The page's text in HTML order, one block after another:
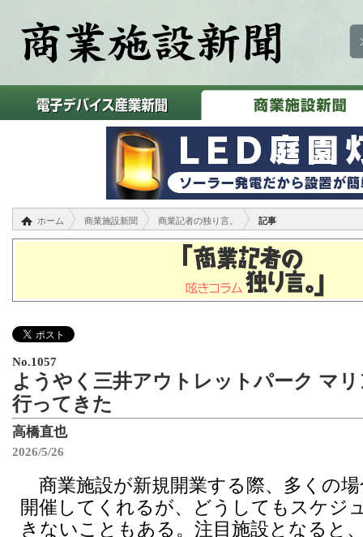
ホーム 商業施設新聞 商業記者の独り言。 記事
No.1057
ようやく三井アウトレットパーク マ
行ってきた
高橋直也
2026/5/26
商業施設が新規開業する際、多くの
開催してくれるが、どうしてもスケジ
きないこともある。注目施設となると